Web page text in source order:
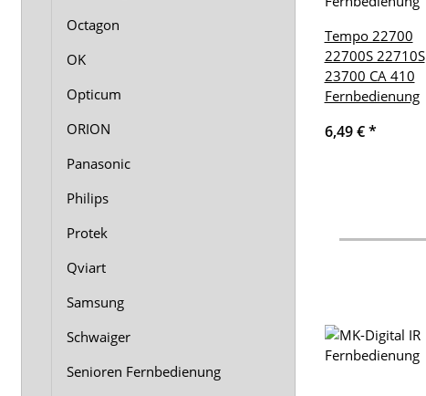
Tempo 22700
22700S 22710S
23700 CA 410
Fernbedienung
6,49 €*
Octagon
OK
Opticum
ORION
Panasonic
Philips
Protek
Qviart
Samsung
Schwaiger
Senioren Fernbedienung